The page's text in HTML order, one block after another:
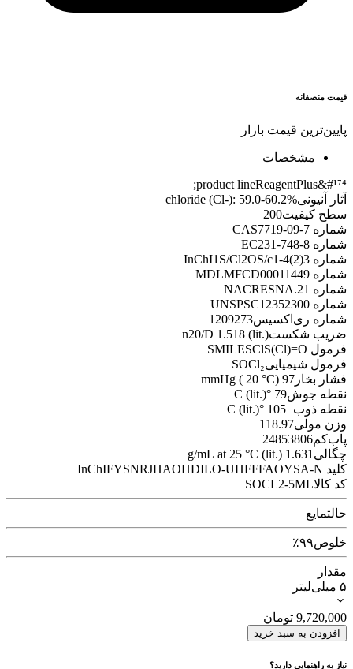
قیمت منصفانه
پایین‌ترین قیمت بازار
مشخصات
product lineReagentPlus&#¹⁷⁴;
آثار آنیونیchloride (Cl-): 59.0-60.2%
سطح کیفیت200
شماره CAS 7719-09-7
شماره EC 231-748-8
شماره InChI 1S/Cl2OS/c1-4(2)3
شماره MDL MFCD00011449
شماره NACRES NA.21
شماره UNSPSC 12352300
شماره ری‌اکسیس1209273
ضریب شکستn20/D 1.518 (lit.)
فرمول SMILES ClS(Cl)=O
فرمول شیمیاییSOCl₂
فشار بخار 97 mmHg ( 20 °C)
نقطه جوش79 °C (lit.)
نقطه ذوب−105 °C (lit.)
وزن مولی118.97
پاب‌کم24853806
چگالی 1.631 g/mL at 25 °C (lit.)
کلید InChI FYSNRJHAOHDILO-UHFFFAOYSA-N
کد کالاSOCL2-5ML
حالتمایع
خلوص۹۹٪
مقدار
۵ میلی‌لیتر
9,720,000 تومان
افزودن به سبد خرید
نیاز به راهنمایی دارید؟